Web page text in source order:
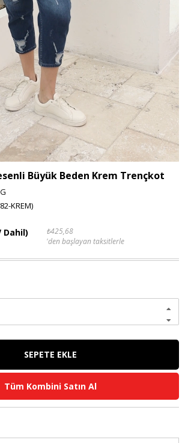
Büyük Beden Krem Trençkot
KREM)
Dahil)
₺425,68
'den başlayan taksitlerle
Tüm Kombini Satın Al